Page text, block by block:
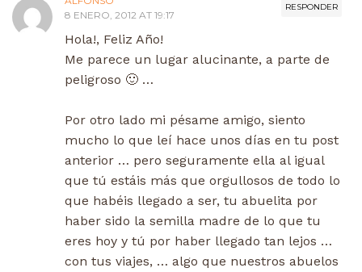
RESPONDER
8 ENERO, 2012 AT 19:17
Hola!, Feliz Año!
Me parece un lugar alucinante, a parte de
peligroso 🙂 …
Por otro lado mi pésame amigo, siento
mucho lo que leí hace unos días en tu post
anterior … pero seguramente ella al igual
que tú estáis más que orgullosos de todo lo
que habéis llegado a ser, tu abuelita por
haber sido la semilla madre de lo que tu
eres hoy y tú por haber llegado tan lejos …
con tus viajes, … algo que nuestros abuelos